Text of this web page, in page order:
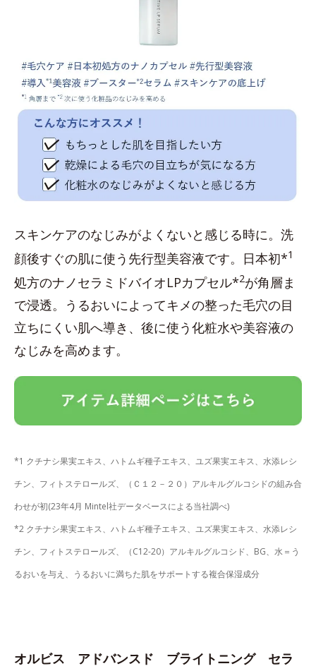
スキンケアのなじみがよくないと感じる時に。洗
顔後すぐの肌に使う先行型美容液です。日本初*1
処方のナノセラミドバイオLPカプセル*2が角層ま
で浸透。うるおいによってキメの整った毛穴の目
立ちにくい肌へ導き、後に使う化粧水や美容液の
なじみを高めます。
*1 クチナシ果実エキス、ハトムギ種子エキス、ユズ果実エキス、水添レシ
チン、フィトステロールズ、（Ｃ１２－２０）アルキルグルコシドの組み合
わせが初(23年4月 Mintel社データベースによる当社調べ)
*2 クチナシ果実エキス、ハトムギ種子エキス、ユズ果実エキス、水添レシ
チン、フィトステロールズ、（C12-20）アルキルグルコシド、BG、水＝う
るおいを与え、うるおいに満ちた肌をサポートする複合保湿成分
オルビス アドバンスド ブライトニング セラ